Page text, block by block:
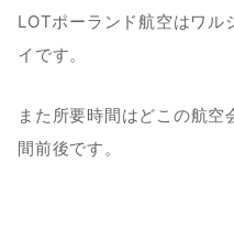
LOTポーランド航空はワル
イです。
また所要時間はどこの航
間前後です。